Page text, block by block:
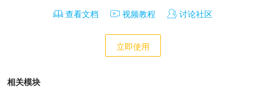
查看文档 视频教程 讨论社区
立即使用
相关模块